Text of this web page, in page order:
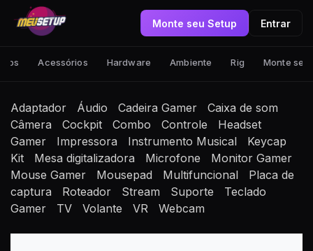
Monte seu Setup Entrar
Acessórios Hardware Ambiente Rig Monte seu
Adaptador Áudio Cadeira Gamer
Caixa de som
Câmera
Cockpit Combo Controle
Headset
Gamer
Impressora Instrumento Musical
Keycap
Kit
Mesa digitalizadora Microfone
Monitor Gamer
Mouse Gamer
Mousepad Multifuncional
Placa de
captura
Roteador Stream Suporte
Teclado
Gamer
TV Volante VR Webcam